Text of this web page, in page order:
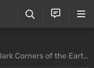
Corners of the Earth